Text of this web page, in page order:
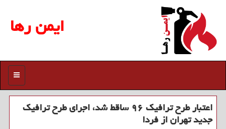
ایمن رها
منو
اعتبار طرح ترافیك ۹۶ ساقط شد، اجرای طرح ترافیك
جدید تهران از فردا